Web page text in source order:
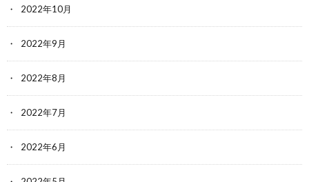
2022年10月
2022年9月
2022年8月
2022年7月
2022年6月